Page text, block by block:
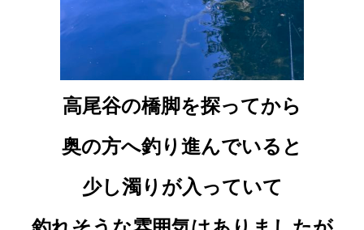
高尾谷の橋脚を探ってから
奥の方へ釣り進んでいると
少し濁りが入っていて